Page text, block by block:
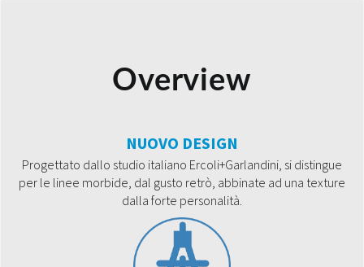
Overview
NUOVO DESIGN
Progettato dallo studio italiano Ercoli+Garlandini, si distingue
per le linee morbide, dal gusto retrò, abbinate ad una texture
dalla forte personalità.